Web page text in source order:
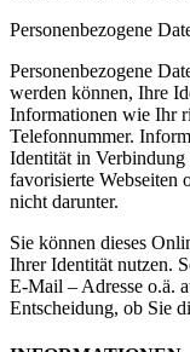
Personenbezogene
Personenbezogene
werden können, Ihre
Informationen wie Ihr
Telefonnummer.
Identität in
favorisierte Webseiten
nicht darunter.
Sie können dieses
Ihrer Identität nutzen.
E-Mail – Adresse o.ä.
Entscheidung, ob Sie